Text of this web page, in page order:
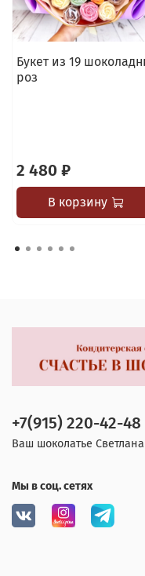
Букет из 19
роз
2 480 ₽
В корзину
+7(915) 220-42-48
Ваш шоколатье Светлана
Мы в соц. сетях